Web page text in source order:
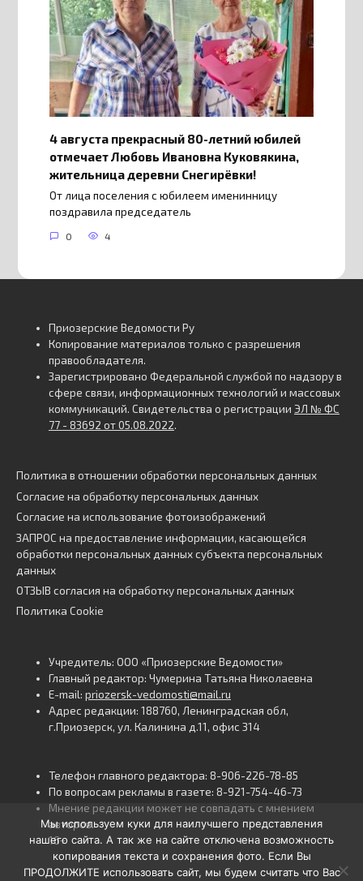
4 августа прекрасный 80-летний юбилей
отмечает Любовь Ивановна Куковякина,
жительница деревни Снегирёвки!
От лица поселения с юбилеем именинницу
поздравила председатель
0 4
Приозерские Ведомости Ру
Копирование материалов только с разрешения
правообладателя.
Зарегистрировано Федеральной службой по надзору в
сфере связи, информационных технологий и массовых
коммуникаций. Свидетельства о регистрации ЭЛ № ФС
77 - 83692 от 05.08.2022.
Политика в отношении обработки персональных данных
Согласие на обработку персональных данных
Согласие на использование фотоизображений
ЗАПРОС на предоставление информации, касающейся
обработки персональных данных субъекта персональных
данных
ОТЗЫВ согласия на обработку персональных данных
Политика Cookie
Учредитель: ООО «Приозерские Ведомости»
Главный редактор: Чумерина Татьяна Николаевна
E-mail: priozersk-vedomosti@mail.ru
Адрес редакции: 188760, Ленинградская обл,
г.Приозерск, ул. Калинина д.11, офис 314
Телефон главного редактора: 8-906-226-78-85
По вопросам рекламы в газете: 8-921-754-46-73
Мнение редакции может не совпадать с мнением
авторов.
16+
Мы используем куки для наилучшего представления
нашего сайта. А так же на сайте отключена возможность
копирования текста и сохранения фото. Если Вы
ПРОДОЛЖИТЕ использовать сайт, мы будем считать что Вас